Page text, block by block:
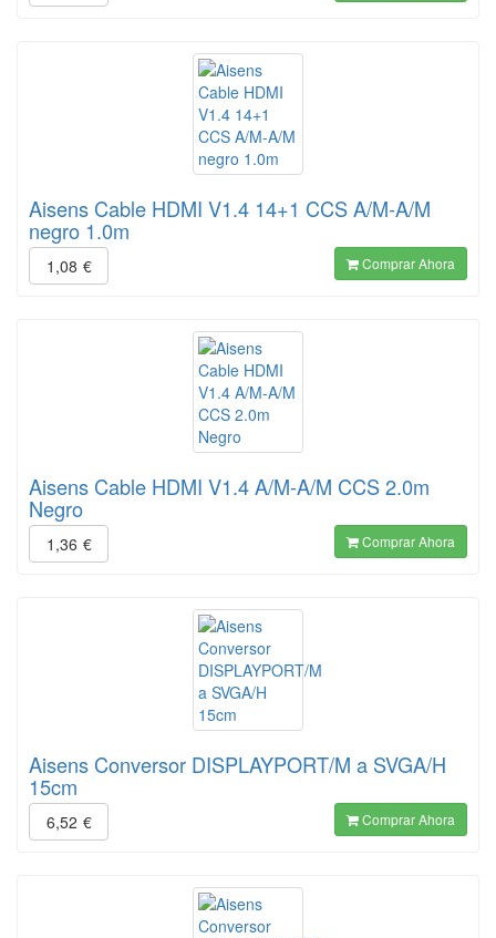
Aisens Cable HDMI V1.4 14+1 CCS A/M-A/M
negro 1.0m
1,08 € Comprar Ahora
Aisens Cable HDMI V1.4 A/M-A/M CCS 2.0m
Negro
1,36 € Comprar Ahora
Aisens Conversor DISPLAYPORT/M a SVGA/H
15cm
6,52 € Comprar Ahora